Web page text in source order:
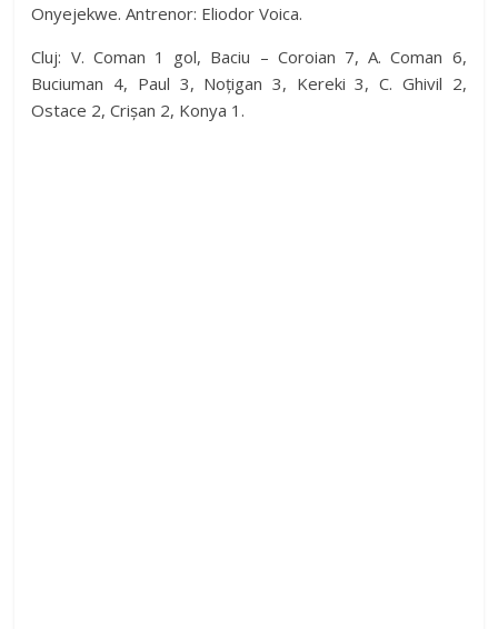
Onyejekwe. Antrenor: Eliodor Voica.
Cluj: V. Coman 1 gol, Baciu – Coroian 7, A. Coman 6,
Buciuman 4, Paul 3, Noțigan 3, Kereki 3, C. Ghivil 2,
Ostace 2, Crișan 2, Konya 1.